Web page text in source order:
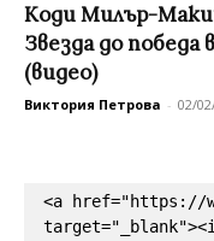
Коди Милър-
Звезда до победа
(видео)
Виктория Петрова - 02/
<a href="https://